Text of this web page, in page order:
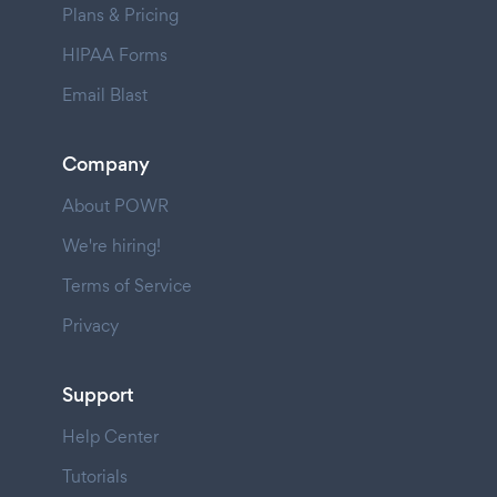
Plans & Pricing
HIPAA Forms
Email Blast
Company
About POWR
We're hiring!
Terms of Service
Privacy
Support
Help Center
Tutorials